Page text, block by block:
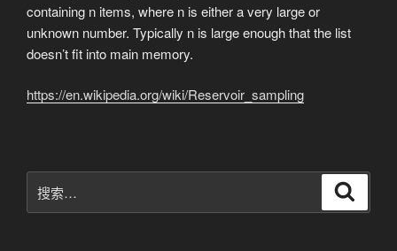
containing n items, where n is either a very large or
unknown number. Typically n is large enough that the list
doesn’t fit into main memory.
https://en.wikipedia.org/wiki/Reservoir_sampling
索：